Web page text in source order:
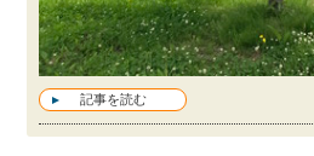
記事を読む